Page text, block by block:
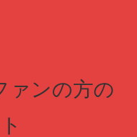
ァンの方の